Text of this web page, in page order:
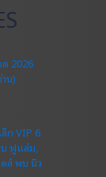
2026
น)
ก VIP 6
บ ฟูแล่ม,
ส์ พบ นิว